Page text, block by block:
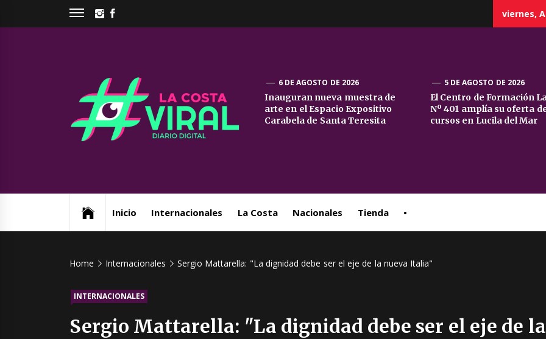
INSTAGRAM
viernes,
La
Costa
6 DE AGOSTO DE 2026
Inauguran nueva muestra de
arte en el Espacio Expositivo
Carabela de Santa Teresita
5 DE AGOSTO DE 2026
El Centro de Formación
Nº 401 amplía su oferta
cursos en Lucila del Mar
Inicio Internacionales La Costa Nacionales Tienda •
Home Internacionales Sergio Mattarella: "La dignidad debe ser el eje de la nueva Italia"
INTERNACIONALES
Sergio Mattarella: "La dignidad debe ser el eje de